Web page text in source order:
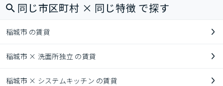
同じ市区町村 × 同じ特徴 で探す
稲城市 の賃貸
稲城市 × 洗面所独立 の賃貸
稲城市 × システムキッチン の賃貸